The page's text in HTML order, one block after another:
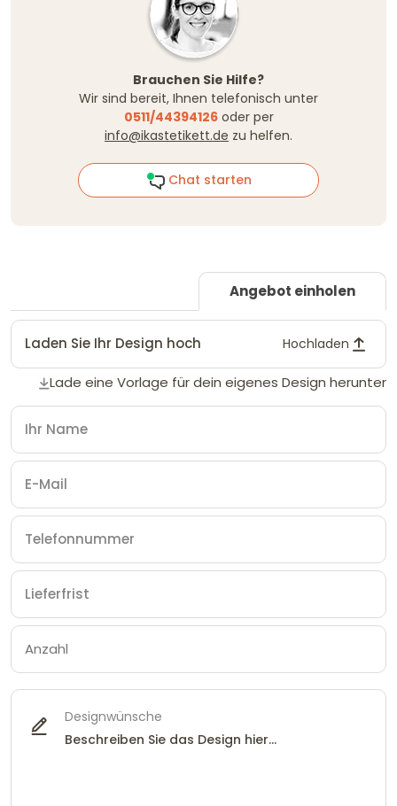
Brauchen Sie Hilfe?
Wir sind bereit, Ihnen telefonisch unter
0511/44394126oder per
info@ikastetikett.de zu helfen.
Chat starten
Angebot einholen
Laden Sie Ihr Design hoch Hochladen
Lade eine Vorlage für dein eigenes Design herunter
Designwünsche